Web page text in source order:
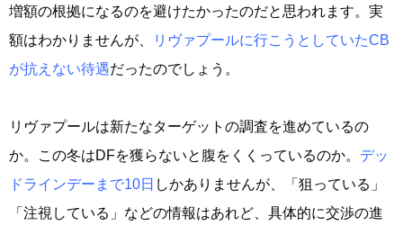
増額の根拠になるのを避けたかったのだと思われます。実
額はわかりませんが、
リヴァプールに行こうとしていたCB
が抗えない待遇だったのでしょう。
リヴァプールは新たなターゲットの調査を進めているの
か。この冬はDFを獲らないと腹をくくっているのか。 デッ
ドラインデーまで10日 しかありませんが、「狙っている」
「注視している」などの情報はあれど、具体的に交渉の進